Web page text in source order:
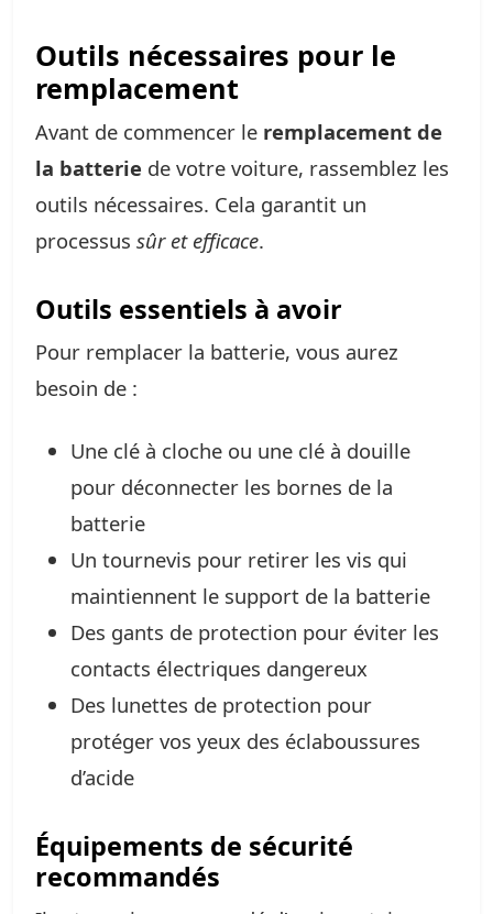
Outils nécessaires pour le
remplacement
Avant de commencer le remplacement de
la batterie de votre voiture, rassemblez les
outils nécessaires. Cela garantit un
processus sûr et efficace.
Outils essentiels à avoir
Pour remplacer la batterie, vous aurez
besoin de :
Une clé à cloche ou une clé à douille
pour déconnecter les bornes de la
batterie
Un tournevis pour retirer les vis qui
maintiennent le support de la batterie
Des gants de protection pour éviter les
contacts électriques dangereux
Des lunettes de protection pour
protéger vos yeux des éclaboussures
d’acide
Équipements de sécurité
recommandés